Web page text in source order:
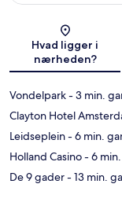
Hvad ligger i
nærheden?
Vondelpark- 3 min.
Clayton Hotel
Leidseplein- 6 min.
Holland Casino- 6
De 9 gader- 13 min.